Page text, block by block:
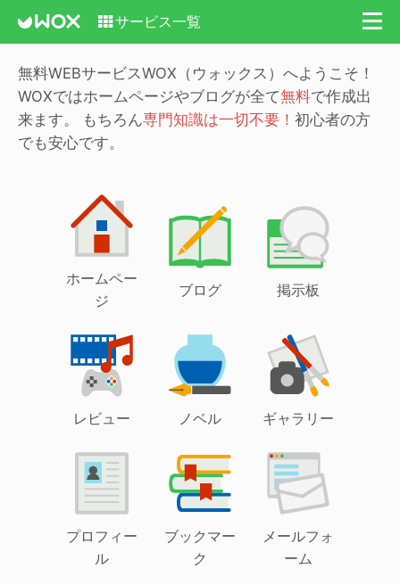
サービス一覧
無料WEBサービスWOX（ウォックス）へようこそ！
WOXではホームページやブログが全て無料で作成出
来ます。
もちろん専門知識は一切不要！ 初心者の方
でも安心です。
ホームペー
ジ
ブログ 掲示板
レビュー ノベル ギャラリー
プロフィー
ル
ブックマー
ク
メールフォ
ーム